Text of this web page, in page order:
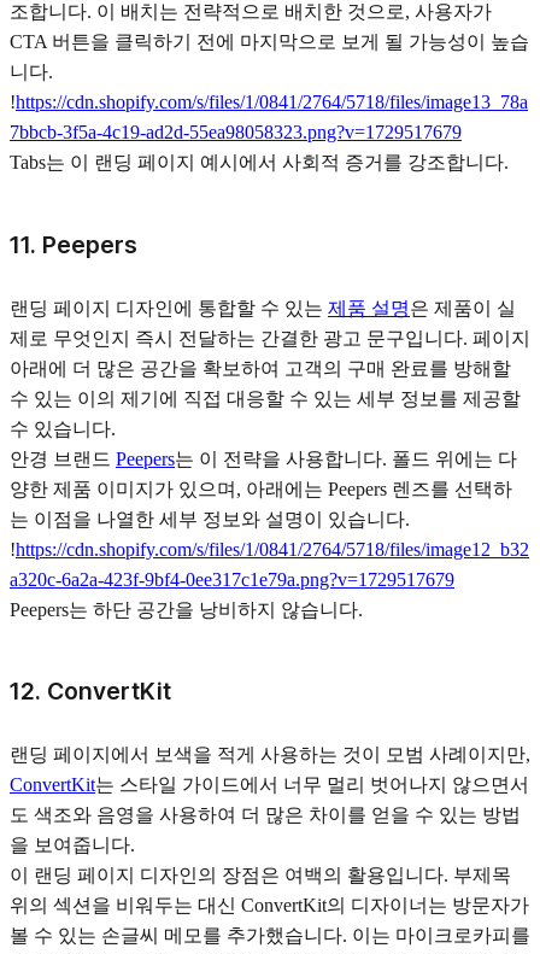
조합니다. 이 배치는 전략적으로 배치한 것으로, 사용자가
CTA 버튼을 클릭하기 전에 마지막으로 보게 될 가능성이 높습
니다.
!https://cdn.shopify.com/s/files/1/0841/2764/5718/files/image13_78a
7bbcb-3f5a-4c19-ad2d-55ea98058323.png?v=1729517679
Tabs는 이 랜딩 페이지 예시에서 사회적 증거를 강조합니다.
11. Peepers
랜딩 페이지 디자인에 통합할 수 있는 제품 설명은 제품이 실
제로 무엇인지 즉시 전달하는 간결한 광고 문구입니다. 페이지
아래에 더 많은 공간을 확보하여 고객의 구매 완료를 방해할
수 있는 이의 제기에 직접 대응할 수 있는 세부 정보를 제공할
수 있습니다.
안경 브랜드 Peepers는 이 전략을 사용합니다. 폴드 위에는 다
양한 제품 이미지가 있으며, 아래에는 Peepers 렌즈를 선택하
는 이점을 나열한 세부 정보와 설명이 있습니다.
!https://cdn.shopify.com/s/files/1/0841/2764/5718/files/image12_b32
a320c-6a2a-423f-9bf4-0ee317c1e79a.png?v=1729517679
Peepers는 하단 공간을 낭비하지 않습니다.
12. ConvertKit
랜딩 페이지에서 보색을 적게 사용하는 것이 모범 사례이지만,
ConvertKit는 스타일 가이드에서 너무 멀리 벗어나지 않으면서
도 색조와 음영을 사용하여 더 많은 차이를 얻을 수 있는 방법
을 보여줍니다.
이 랜딩 페이지 디자인의 장점은 여백의 활용입니다. 부제목
위의 섹션을 비워두는 대신 ConvertKit의 디자이너는 방문자가
볼 수 있는 손글씨 메모를 추가했습니다. 이는 마이크로카피를